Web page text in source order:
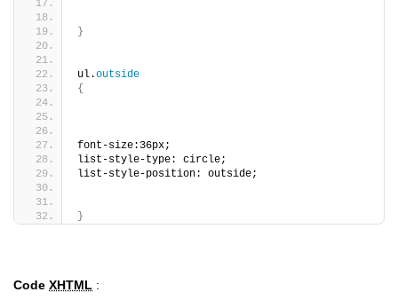
}
ul.outside
{
font-size:36px;
list-style-type: circle;
list-style-position: outside;
}
Code XHTML :